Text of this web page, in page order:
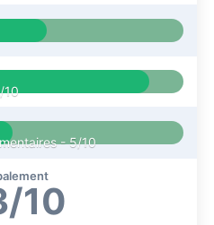
10
-5/10
10